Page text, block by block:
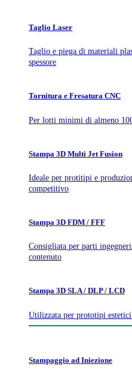
Taglio Laser
Taglio e piega di materiali
spessore
Tornitura e Fresatura CNC
Per lotti minimi di almeno
Stampa 3D Multi Jet Fusion
Ideale per protitipi e
competitivo
Stampa 3D FDM / FFF
Consigliata per parti
contenuto
Stampa 3D SLA / DLP / LCD
Utilizzata per prototipi
Stampaggio ad Iniezione